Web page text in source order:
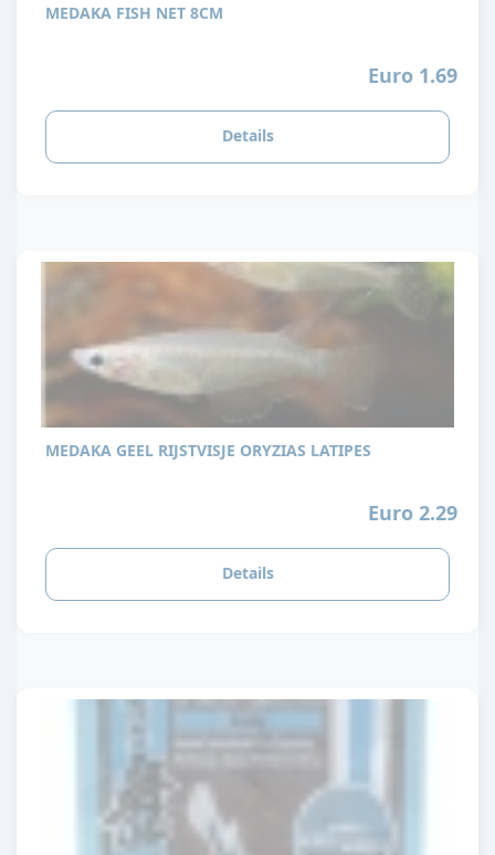
MEDAKA FISH NET 8CM
Euro 1.69
Details
MEDAKA GEEL RIJSTVISJE ORYZIAS LATIPES
Euro 2.29
Details